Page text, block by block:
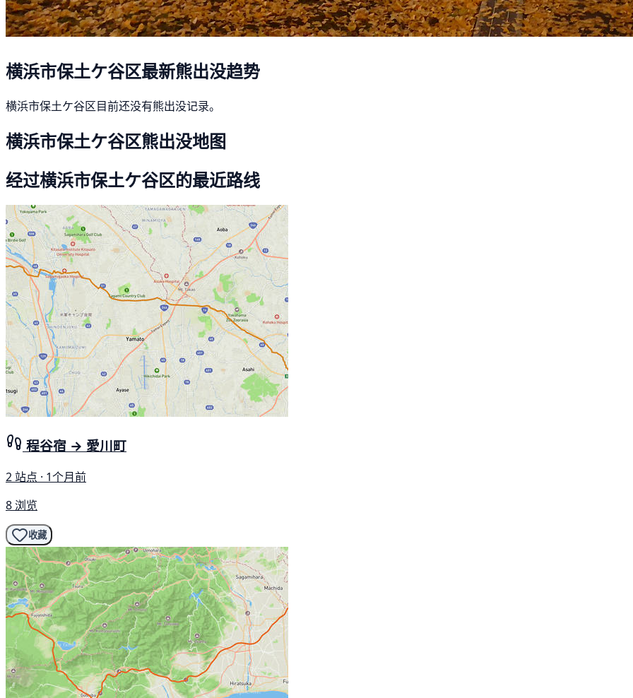
横浜市保土ケ谷区最新熊出没趋势
横浜市保土ケ谷区目前还没有熊出没记录。
横浜市保土ケ谷区熊出没地图
经过横浜市保土ケ谷区的最近路线
程谷宿 → 愛川町
2 站点 · 1个月前
8 浏览
收藏